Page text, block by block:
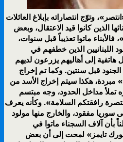
وتوّج انتصاراته بإبلاغ العائلات
الذين كانوا قيد الاعتقال، وبعض
ماتوا تعذيباً قبل سنوات،
اللبنانيين الذين خطفهم في
إلى أهاليهم يزرعون لديهم
قبل سنتين. وكما تم إخراج
هكذا سيتم إخراج الأسد من
تملأ مداخل الحدود، وجه مبتسم
رافقتكم السلامة». وكأنه يعرف
بأن آلاف السجناء ماتوا في
تايمز» لمحت إلى أن بعض